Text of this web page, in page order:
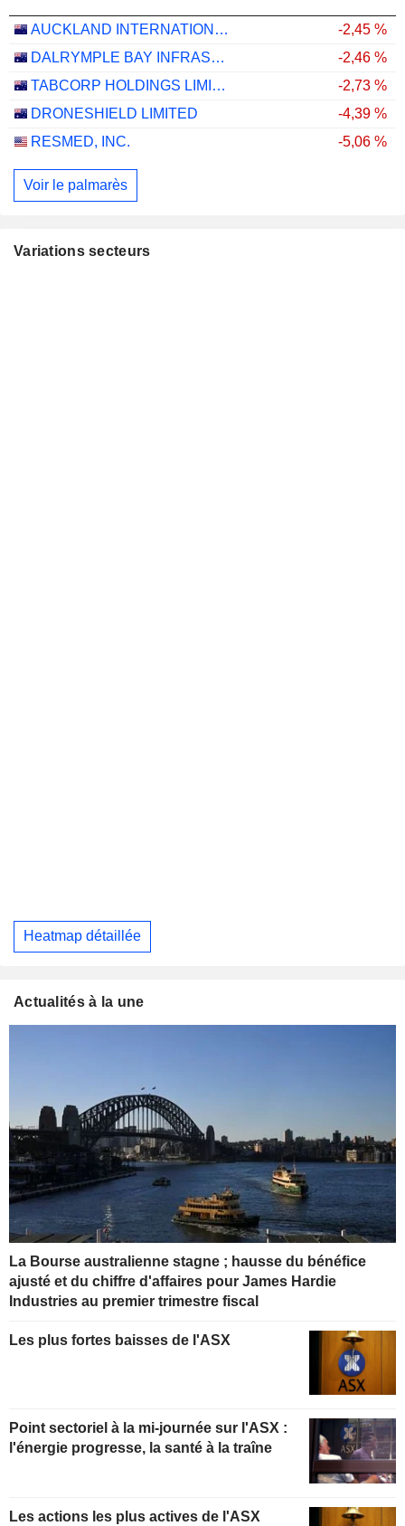
AUCKLAND INTERNATIONAL AIRPORT LIMITED
-2,45 %
DALRYMPLE BAY INFRASTRUCTURE LIMITED
-2,46 %
TABCORP HOLDINGS LIMITED
-2,73 %
DRONESHIELD LIMITED
-4,39 %
RESMED, INC.
-5,06 %
Voir le palmarès
Variations secteurs
Heatmap détaillée
Actualités à la une
La Bourse australienne stagne ; hausse du bénéfice
ajusté et du chiffre d'affaires pour James Hardie
Industries au premier trimestre fiscal
Les plus fortes baisses de l'ASX
Point sectoriel à la mi-journée sur l'ASX :
l'énergie progresse, la santé à la traîne
Les actions les plus actives de l'ASX